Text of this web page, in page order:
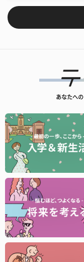
あなたへ